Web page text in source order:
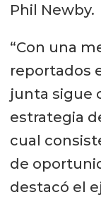
Phil Newby.
“Con una
reportados
junta sigue
estrategia
cual
de
destacó el